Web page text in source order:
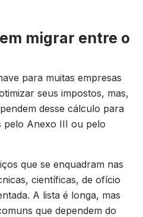
migrar entre o
para muitas empresas
seus impostos, mas,
desse cálculo para
pelo Anexo III ou pelo
que se enquadram nas
científicas, de ofício
A lista é longa, mas
que dependem do